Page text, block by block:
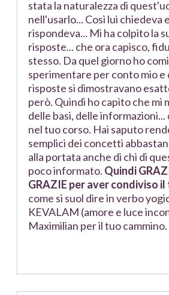
stata la naturalezza di
nell'usarlo... Così lui chiedeva
rispondeva... Mi ha colpito la
risposte... che ora capisco,
stesso. Da quel giorno ho
sperimentare per conto mio e
risposte si dimostravano
però. Quindi ho capito che mi
delle basi, delle
nel tuo corso. Hai saputo
semplici dei concetti
alla portata anche di chi di
poco informato. Quindi
GRAZIE per aver condiviso
come si suol dire in verbo
KEVALAM (amore e luce
Maximilian per il tuo cammino.